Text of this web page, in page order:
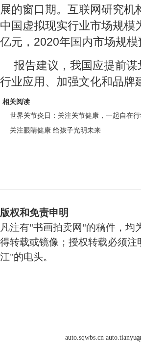
展的窗口期。互联网研究
中国虚拟现实行业市场规
亿元，2020年国内市场规
报告建议，我国应提前
行业应用、加强文化和品牌
相关阅读
世界关节炎日：关注关节健康，一起自在行
关注眼睛健康 给孩子光明未来
版权和免责申明
凡注有"书画拍卖网"的稿件，均
得转载或镜像；授权转载必须
江"的电头。
auto.sqwbs.cn